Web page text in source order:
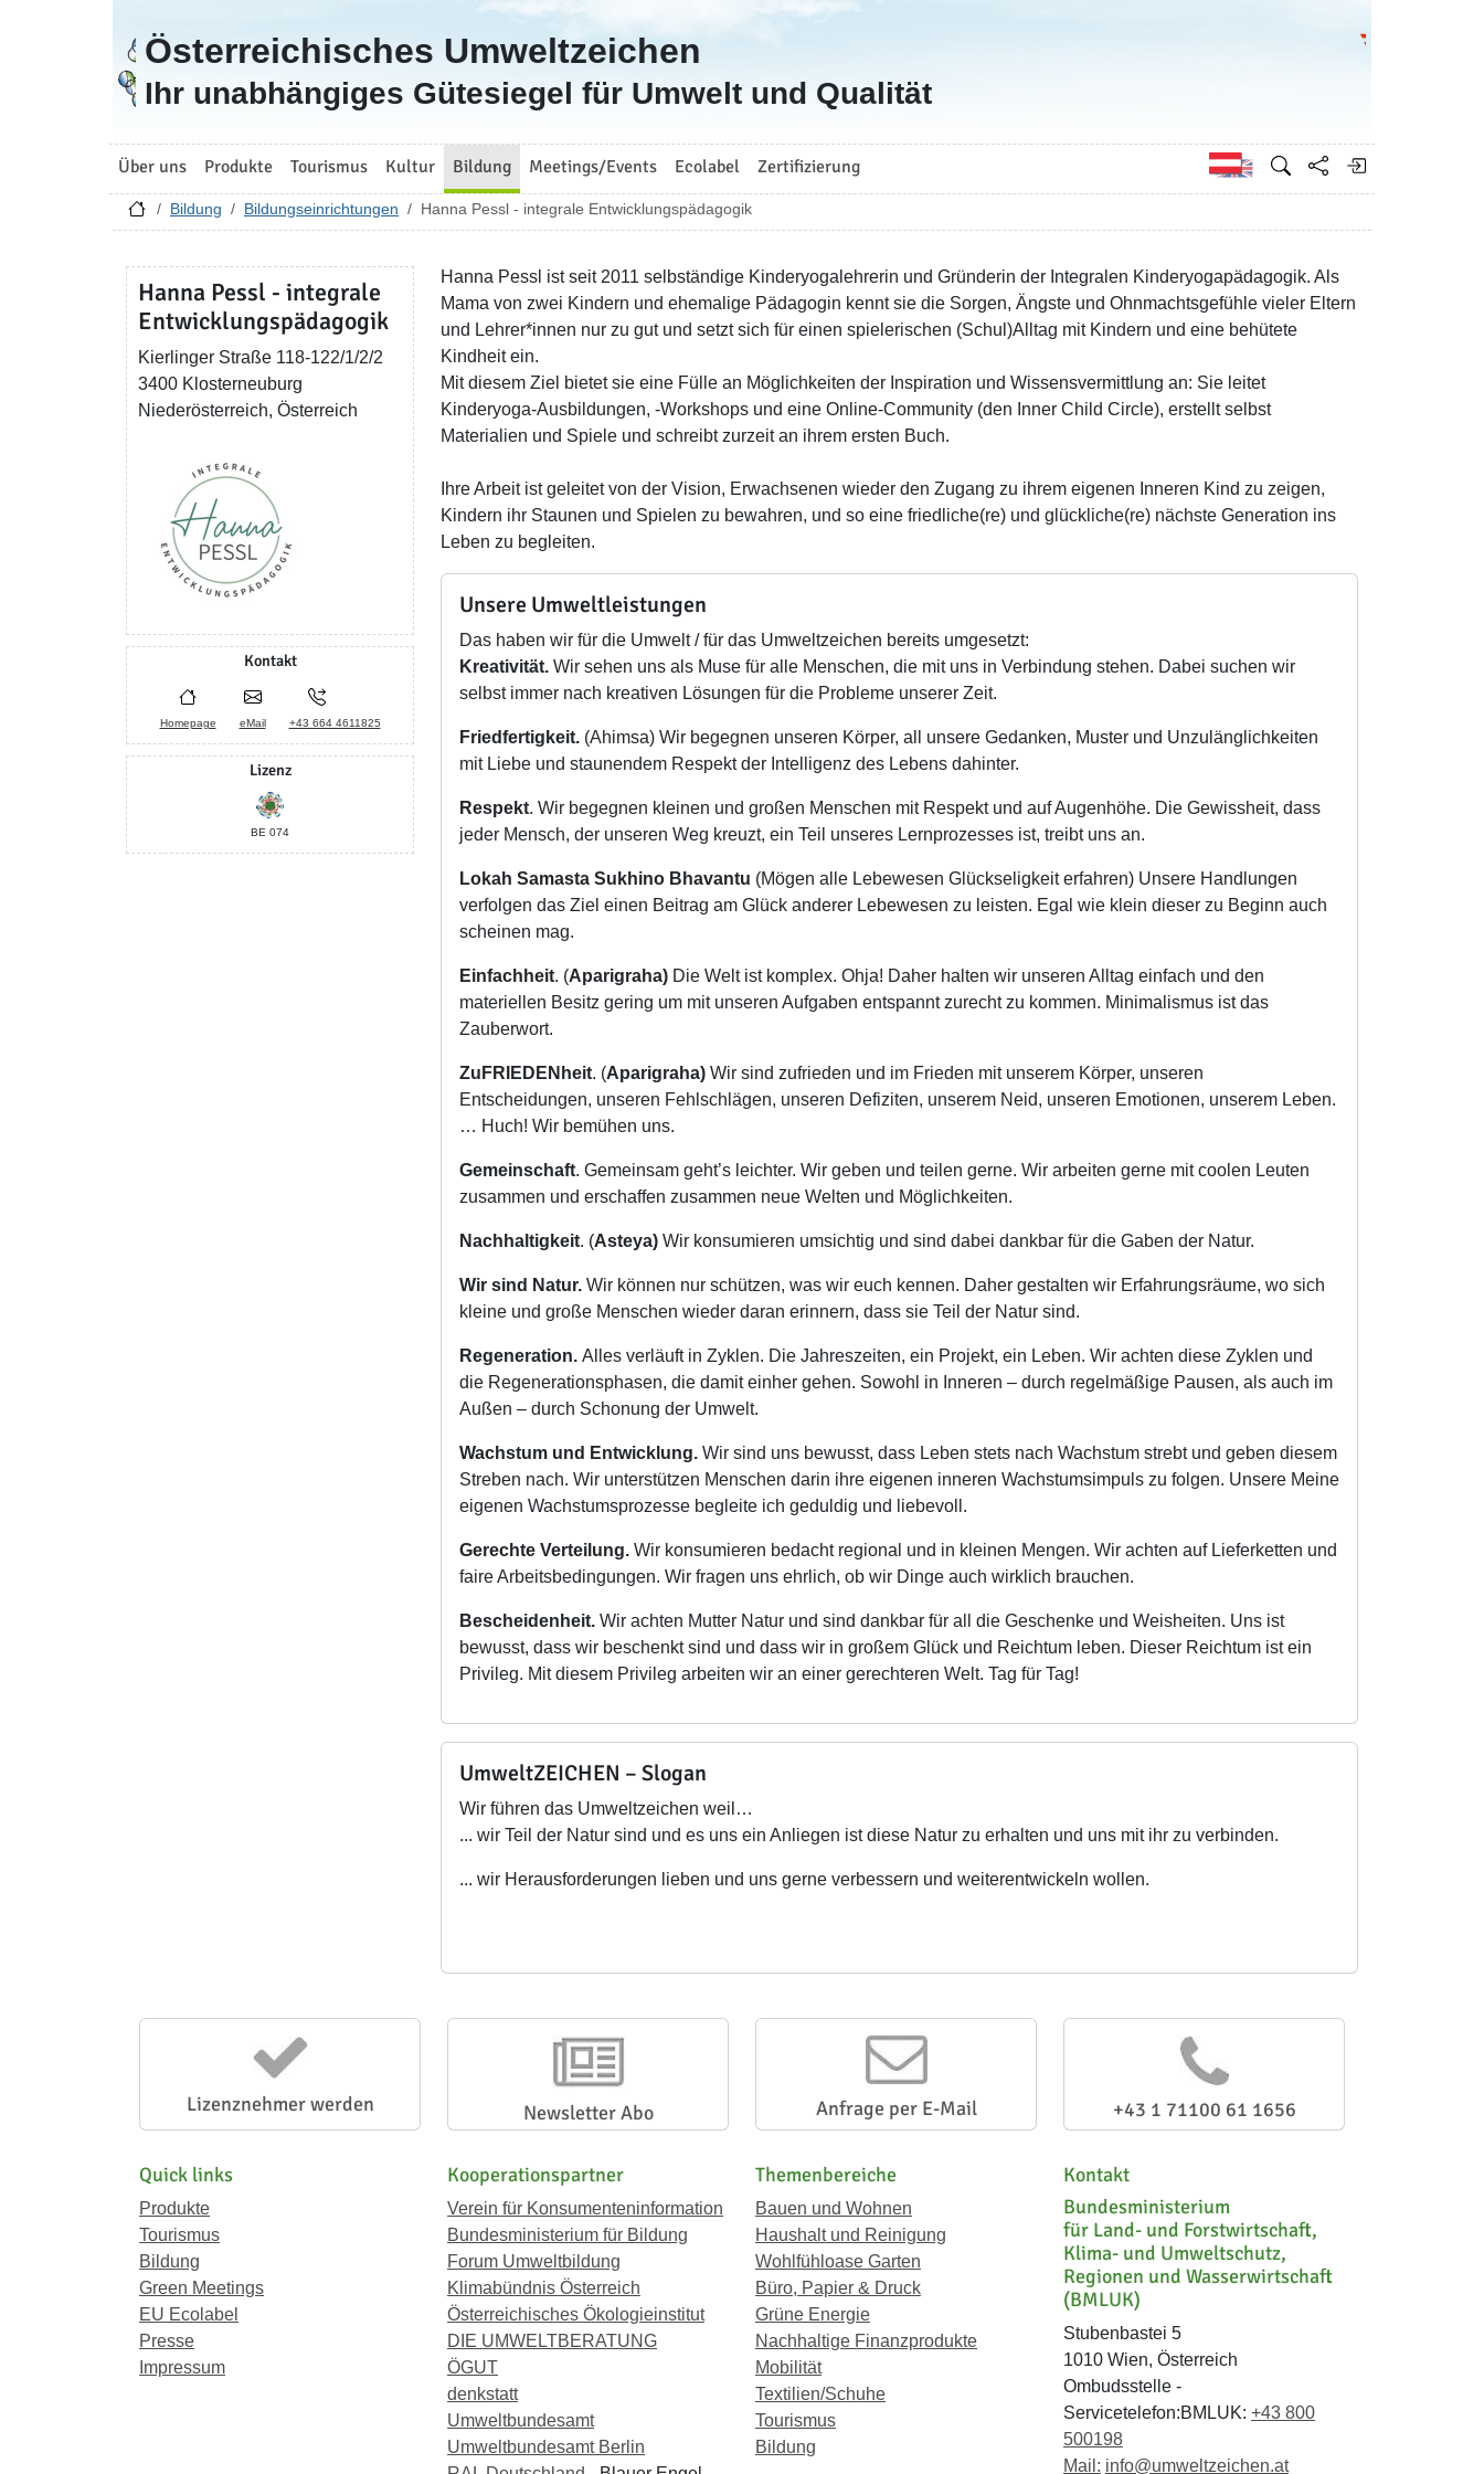
Zur Startseite
Österreichisches Umweltzeichen
Ihr unabhängiges Gütesiegel für Umwelt und Qualität
Über uns Produkte Tourismus Kultur Bildung Meetings/Events Ecolabel Zertifizierung Englisch
Bildung Bildungseinrichtungen Hanna Pessl - integrale Entwicklungspädagogik
Hanna Pessl - integrale
Entwicklungspädagogik
Kierlinger Straße 118-122/1/2/2
3400 Klosterneuburg
Niederösterreich, Österreich
Kontakt
Homepage eMail +43 664 4611825
Lizenz
BE 074
Hanna Pessl ist seit 2011 selbständige Kinderyogalehrerin und Gründerin der Integralen Kinderyogapädagogik. Als
Mama von zwei Kindern und ehemalige Pädagogin kennt sie die Sorgen, Ängste und Ohnmachtsgefühle vieler Eltern
und Lehrer*innen nur zu gut und setzt sich für einen spielerischen (Schul)Alltag mit Kindern und eine behütete
Kindheit ein.
Mit diesem Ziel bietet sie eine Fülle an Möglichkeiten der Inspiration und Wissensvermittlung an: Sie leitet
Kinderyoga-Ausbildungen, -Workshops und eine Online-Community (den Inner Child Circle), erstellt selbst
Materialien und Spiele und schreibt zurzeit an ihrem ersten Buch.
Ihre Arbeit ist geleitet von der Vision, Erwachsenen wieder den Zugang zu ihrem eigenen Inneren Kind zu zeigen,
Kindern ihr Staunen und Spielen zu bewahren, und so eine friedliche(re) und glückliche(re) nächste Generation ins
Leben zu begleiten.
Unsere Umweltleistungen
Das haben wir für die Umwelt / für das Umweltzeichen bereits umgesetzt:
Kreativität. Wir sehen uns als Muse für alle Menschen, die mit uns in Verbindung stehen. Dabei suchen wir
selbst immer nach kreativen Lösungen für die Probleme unserer Zeit.
Friedfertigkeit. (Ahimsa) Wir begegnen unseren Körper, all unsere Gedanken, Muster und Unzulänglichkeiten
mit Liebe und staunendem Respekt der Intelligenz des Lebens dahinter.
Respekt. Wir begegnen kleinen und großen Menschen mit Respekt und auf Augenhöhe. Die Gewissheit, dass
jeder Mensch, der unseren Weg kreuzt, ein Teil unseres Lernprozesses ist, treibt uns an.
Lokah Samasta Sukhino Bhavantu (Mögen alle Lebewesen Glückseligkeit erfahren) Unsere Handlungen
verfolgen das Ziel einen Beitrag am Glück anderer Lebewesen zu leisten. Egal wie klein dieser zu Beginn auch
scheinen mag.
Einfachheit. (Aparigraha) Die Welt ist komplex. Ohja! Daher halten wir unseren Alltag einfach und den
materiellen Besitz gering um mit unseren Aufgaben entspannt zurecht zu kommen. Minimalismus ist das
Zauberwort.
ZuFRIEDENheit. (Aparigraha) Wir sind zufrieden und im Frieden mit unserem Körper, unseren
Entscheidungen, unseren Fehlschlägen, unseren Defiziten, unserem Neid, unseren Emotionen, unserem Leben.
… Huch! Wir bemühen uns.
Gemeinschaft. Gemeinsam geht’s leichter. Wir geben und teilen gerne. Wir arbeiten gerne mit coolen Leuten
zusammen und erschaffen zusammen neue Welten und Möglichkeiten.
Nachhaltigkeit. (Asteya) Wir konsumieren umsichtig und sind dabei dankbar für die Gaben der Natur.
Wir sind Natur. Wir können nur schützen, was wir euch kennen. Daher gestalten wir Erfahrungsräume, wo sich
kleine und große Menschen wieder daran erinnern, dass sie Teil der Natur sind.
Regeneration. Alles verläuft in Zyklen. Die Jahreszeiten, ein Projekt, ein Leben. Wir achten diese Zyklen und
die Regenerationsphasen, die damit einher gehen. Sowohl in Inneren – durch regelmäßige Pausen, als auch im
Außen – durch Schonung der Umwelt.
Wachstum und Entwicklung. Wir sind uns bewusst, dass Leben stets nach Wachstum strebt und geben diesem
Streben nach. Wir unterstützen Menschen darin ihre eigenen inneren Wachstumsimpuls zu folgen. Unsere Meine
eigenen Wachstumsprozesse begleite ich geduldig und liebevoll.
Gerechte Verteilung. Wir konsumieren bedacht regional und in kleinen Mengen. Wir achten auf Lieferketten und
faire Arbeitsbedingungen. Wir fragen uns ehrlich, ob wir Dinge auch wirklich brauchen.
Bescheidenheit. Wir achten Mutter Natur und sind dankbar für all die Geschenke und Weisheiten. Uns ist
bewusst, dass wir beschenkt sind und dass wir in großem Glück und Reichtum leben. Dieser Reichtum ist ein
Privileg. Mit diesem Privileg arbeiten wir an einer gerechteren Welt. Tag für Tag!
UmweltZEICHEN – Slogan
Wir führen das Umweltzeichen weil…
... wir Teil der Natur sind und es uns ein Anliegen ist diese Natur zu erhalten und uns mit ihr zu verbinden.
... wir Herausforderungen lieben und uns gerne verbessern und weiterentwickeln wollen.
Lizenznehmer werden Newsletter Abo Anfrage per E-Mail +43 1 71100 61 1656
Quick links
Produkte
Tourismus
Bildung
Green Meetings
EU Ecolabel
Presse
Impressum
Kooperationspartner
Verein für Konsumenteninformation
Bundesministerium für Bildung
Forum Umweltbildung
Klimabündnis Österreich
Österreichisches Ökologieinstitut
DIE UMWELTBERATUNG
ÖGUT
denkstatt
Umweltbundesamt
Umweltbundesamt Berlin
Themenbereiche
Bauen und Wohnen
Haushalt und Reinigung
Wohlfühloase Garten
Büro, Papier & Druck
Grüne Energie
Nachhaltige Finanzprodukte
Mobilität
Textilien/Schuhe
Tourismus
Bildung
Kontakt
Bundesministerium
für Land- und Forstwirtschaft,
Klima- und Umweltschutz,
Regionen und Wasserwirtschaft
(BMLUK)
Stubenbastei 5
1010 Wien, Österreich
Ombudsstelle -
Servicetelefon:BMLUK: +43 800
500198
Mail: info@umweltzeichen.at